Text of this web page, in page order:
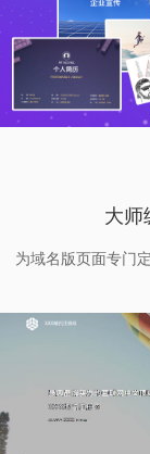
大师
为域名版页面专门